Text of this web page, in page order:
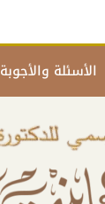
الأسئلة والأجوبة